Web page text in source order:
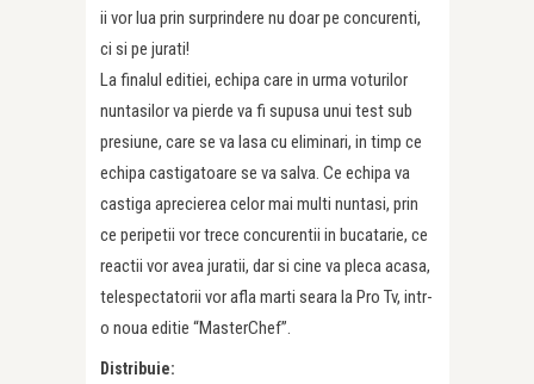
ii vor lua prin surprindere nu doar pe concurenti,
ci si pe jurati!
La finalul editiei, echipa care in urma voturilor
nuntasilor va pierde va fi supusa unui test sub
presiune, care se va lasa cu eliminari, in timp ce
echipa castigatoare se va salva. Ce echipa va
castiga aprecierea celor mai multi nuntasi, prin
ce peripetii vor trece concurentii in bucatarie, ce
reactii vor avea juratii, dar si cine va pleca acasa,
telespectatorii vor afla marti seara la Pro Tv, intr-
o noua editie “MasterChef”.
Distribuie: